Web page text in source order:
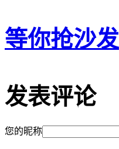
等你抢沙发
发表评论
您的昵称